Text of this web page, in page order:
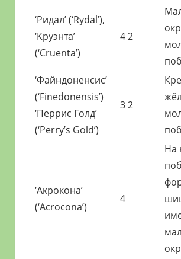
‘Ридал’ (‘Rydal’),
‘Круэнта’
(‘Cruenta’)
4 2
‘Файндоненсис’
(‘Finedonensis’)
‘Перрис Голд’
(‘Perry’s Gold’)
3 2
‘Акрокона’
(‘Acrocona’)
4
На